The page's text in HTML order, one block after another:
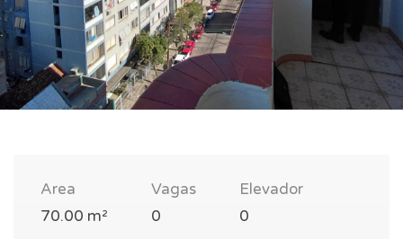
Area
70.00 m²
Vagas
0
Elevador
0